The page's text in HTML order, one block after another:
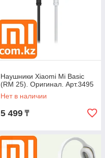
Наушники Xiaomi Mi Basic
(RM 25). Оригинал. Арт.3495
Нет в наличии
5 499 ₸